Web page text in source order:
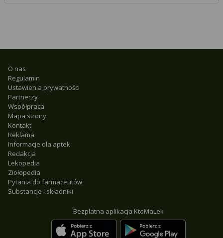
O nas
Regulamin
Ustawienia prywatności
Partnerzy
Współpraca
Mapa strony
Kontakt
Reklama
Informacje dla aptek
Redakcja
Lekopedia
Ziołopedia
Pytania do farmaceutów
Substancje i składniki
Bezpłatna aplikacja KtoMaLek